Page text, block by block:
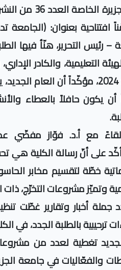
أصدرت جامعة
متضمّناً افتتاحية بعنوان:
– رئيس التحرير، هنّأ فيها
التعليمية، والكادر
بحلول العام الجديد 2024، مؤكّداً
أن يكون حافلاً بالعطاء
مع أ.د. فوّاز مفضّي
على أنّ رسالة الكلية هي
خطّة لتقسيم مخابر
وتميّز مشروعات التخرّج، ذات
أخبار وتقارير غطّت
بالطلبة الجدد، في الكليتين
تغطية لعدد من
والفعّاليات في جامعة